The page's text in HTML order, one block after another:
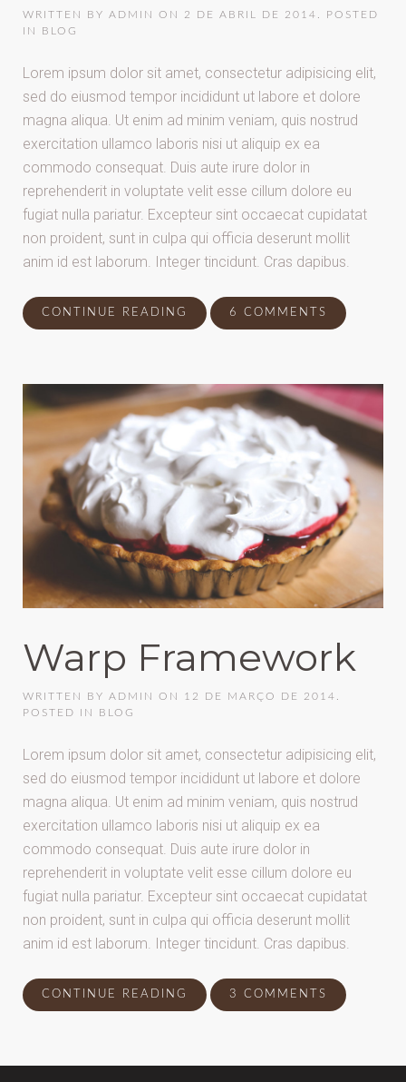
WRITTEN BY ADMIN ON 2 DE ABRIL DE 2014
. POSTED
IN BLOG
Lorem ipsum dolor sit amet, consectetur adipisicing elit,
sed do eiusmod tempor incididunt ut labore et dolore
magna aliqua. Ut enim ad minim veniam, quis nostrud
exercitation ullamco laboris nisi ut aliquip ex ea
commodo consequat. Duis aute irure dolor in
reprehenderit in voluptate velit esse cillum dolore eu
fugiat nulla pariatur. Excepteur sint occaecat cupidatat
non proident, sunt in culpa qui officia deserunt mollit
anim id est laborum. Integer tincidunt. Cras dapibus.
CONTINUE READING 6 COMMENTS
Warp Framework
WRITTEN BY ADMIN ON 12 DE MARÇO DE 2014
POSTED IN
BLOG
Lorem ipsum dolor sit amet, consectetur adipisicing elit,
sed do eiusmod tempor incididunt ut labore et dolore
magna aliqua. Ut enim ad minim veniam, quis nostrud
exercitation ullamco laboris nisi ut aliquip ex ea
commodo consequat. Duis aute irure dolor in
reprehenderit in voluptate velit esse cillum dolore eu
fugiat nulla pariatur. Excepteur sint occaecat cupidatat
non proident, sunt in culpa qui officia deserunt mollit
anim id est laborum. Integer tincidunt. Cras dapibus.
CONTINUE READING 3 COMMENTS